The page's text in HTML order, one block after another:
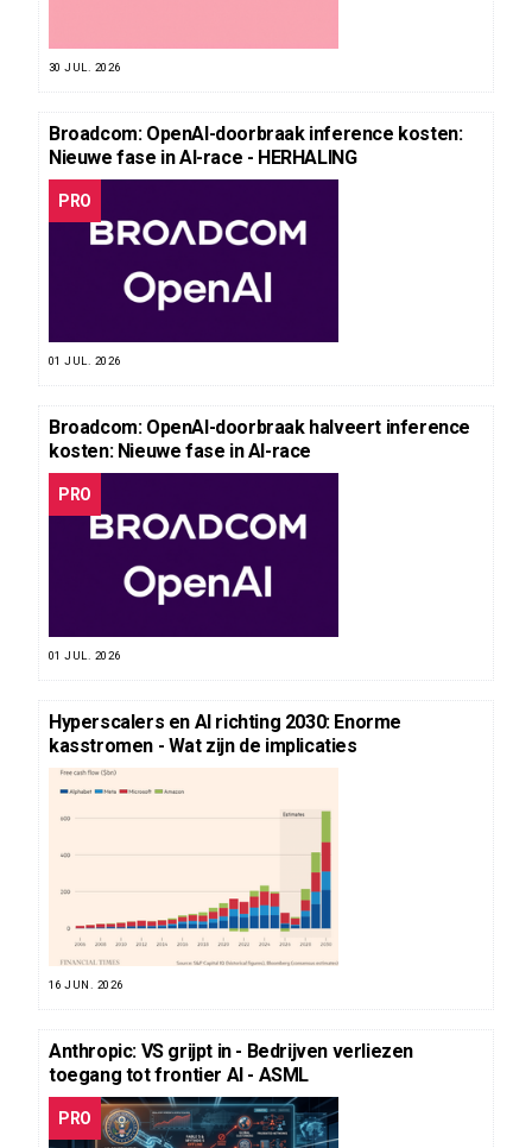
30 JUL. 2026
Broadcom: OpenAI-doorbraak inference kosten:
Nieuwe fase in AI-race - HERHALING
PRO
01 JUL. 2026
Broadcom: OpenAI-doorbraak halveert inference
kosten: Nieuwe fase in AI-race
PRO
01 JUL. 2026
Hyperscalers en AI richting 2030: Enorme
kasstromen - Wat zijn de implicaties
16 JUN. 2026
Anthropic: VS grijpt in - Bedrijven verliezen
toegang tot frontier AI - ASML
PRO